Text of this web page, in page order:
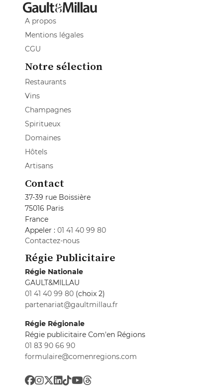
A propos
Mentions légales
CGU
Notre sélection
Restaurants
Vins
Champagnes
Spiritueux
Domaines
Hôtels
Artisans
Contact
37-39 rue Boissière
75016 Paris
France
Appeler : 01 41 40 99 80
Contactez-nous
Régie Publicitaire
Régie Nationale
GAULT&MILLAU
01 41 40 99 80 (choix 2)
partenariat@gaultmillau.fr
Régie Régionale
Régie publicitaire Com'en Régions
01 83 90 66 90
formulaire@comenregions.com